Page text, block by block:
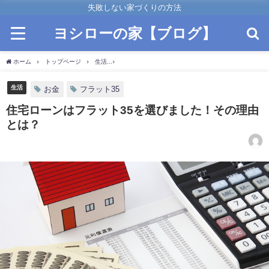
失敗しない家づくりの方法
ヨシローの家【ブログ】
ホーム トップページ 生活
生活 お金 フラット35
住宅ローンはフラット35を選びました！その理由
とは？